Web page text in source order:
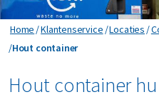
Horeca en recreatie
Industrie
Logistiek
Retail
Zorg
Gevaarlijk afval
Glas
Groen- en tuinafval
Mineralen
Organics
Papier en karton
ons
Home Klantenservice Locaties
Hout container
Hout container
Hout container